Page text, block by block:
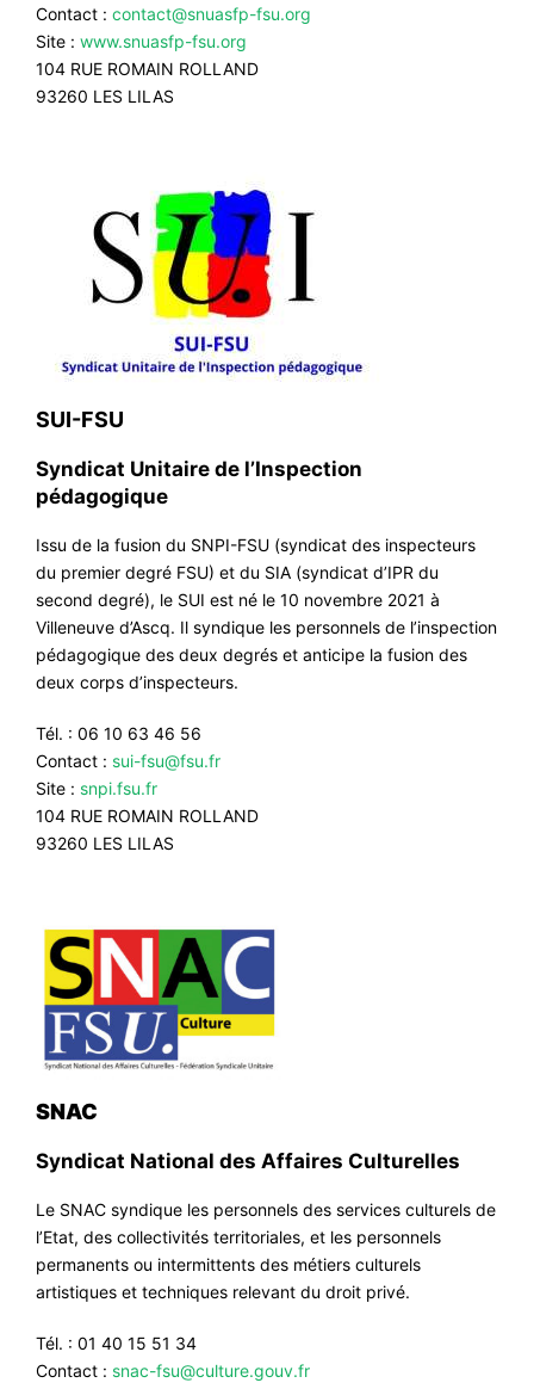
Contact : contact@snuasfp-fsu.org
Site : www.snuasfp-fsu.org
104 RUE ROMAIN ROLLAND
93260 LES LILAS
SUI-FSU
Syndicat Unitaire de l’Inspection
pédagogique
Issu de la fusion du SNPI-FSU (syndicat des inspecteurs
du premier degré FSU) et du SIA (syndicat d’IPR du
second degré), le SUI est né le 10 novembre 2021 à
Villeneuve d’Ascq. Il syndique les personnels de l’inspection
pédagogique des deux degrés et anticipe la fusion des
deux corps d’inspecteurs.
Tél. : 06 10 63 46 56
Contact : sui-fsu@fsu.fr
Site : snpi.fsu.fr
104 RUE ROMAIN ROLLAND
93260 LES LILAS
SNAC
Syndicat National des Affaires Culturelles
Le SNAC syndique les personnels des services culturels de
l’Etat, des collectivités territoriales, et les personnels
permanents ou intermittents des métiers culturels
artistiques et techniques relevant du droit privé.
Tél. : 01 40 15 51 34
Contact : snac-fsu@culture.gouv.fr